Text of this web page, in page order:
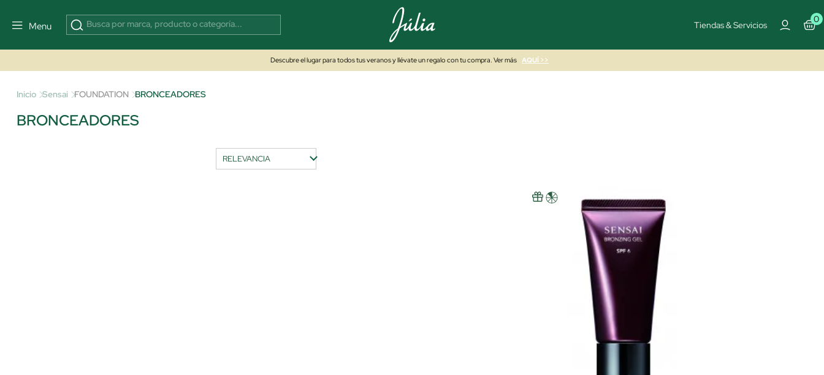
Menu Tiendas & Servicios
0
Descubre el lugar para todos tus veranos y llévate un regalo con tu compra. Ver más AQUÍ >>
Inicio Sensai FOUNDATION BRONCEADORES
BRONCEADORES